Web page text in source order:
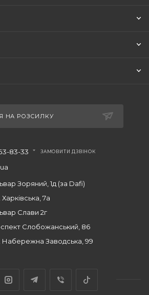
НА РОЗСИЛКУ
83-33 ЗАМОВИТИ ДЗВІНОК
Зоряний, 1д (за Dafi)
7а
Слави 2г
Слобожанський, 86
Набережна Заводська, 99